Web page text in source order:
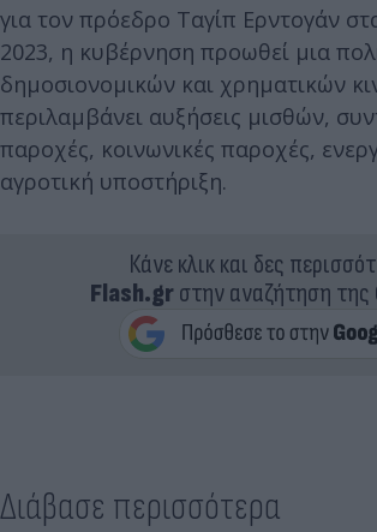
για τον πρόεδρο Ταγίπ Ερντογάν
2023, η κυβέρνηση προωθεί μια
δημοσιονομικών και χρηματικών
περιλαμβάνει αυξήσεις μισθών,
παροχές, κοινωνικές παροχές,
αγροτική υποστήριξη.
Κάνε κλικ και δες
Flash.grστην αναζήτηση της
Διάβασε περισσότερα